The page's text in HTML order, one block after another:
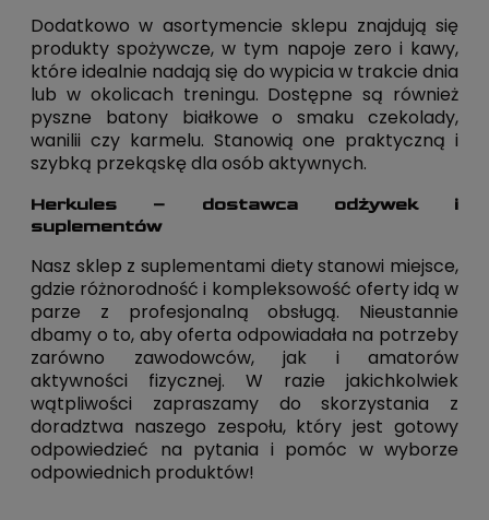
Dodatkowo w asortymencie sklepu znajdują się
produkty spożywcze, w tym napoje zero i kawy,
które idealnie nadają się do wypicia w trakcie dnia
lub w okolicach treningu. Dostępne są również
pyszne batony białkowe o smaku czekolady,
wanilii czy karmelu. Stanowią one praktyczną i
szybką przekąskę dla osób aktywnych.
Herkules – dostawca odżywek i
suplementów
Nasz sklep z suplementami diety stanowi miejsce,
gdzie różnorodność i kompleksowość oferty idą w
parze z profesjonalną obsługą. Nieustannie
dbamy o to, aby oferta odpowiadała na potrzeby
zarówno zawodowców, jak i amatorów
aktywności fizycznej. W razie jakichkolwiek
wątpliwości zapraszamy do skorzystania z
doradztwa naszego zespołu, który jest gotowy
odpowiedzieć na pytania i pomóc w wyborze
odpowiednich produktów!